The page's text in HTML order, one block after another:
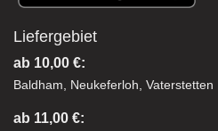
Liefergebiet
ab 10,00 €:
Baldham, Neukeferloh, Vaterstetten
ab 11,00 €: